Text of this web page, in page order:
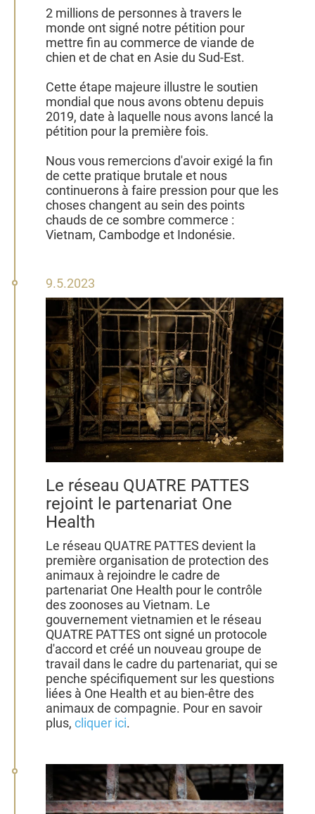
2 millions de personnes à travers le
monde ont signé notre pétition pour
mettre fin au commerce de viande de
chien et de chat en Asie du Sud-Est.
Cette étape majeure illustre le soutien
mondial que nous avons obtenu depuis
2019, date à laquelle nous avons lancé la
pétition pour la première fois.
Nous vous remercions d'avoir exigé la fin
de cette pratique brutale et nous
continuerons à faire pression pour que les
choses changent au sein des points
chauds de ce sombre commerce :
Vietnam, Cambodge et Indonésie.
9
mai
2023
9.5.2023
Le réseau QUATRE PATTES
rejoint le partenariat One
Health
Le réseau QUATRE PATTES devient la
première organisation de protection des
animaux à rejoindre le cadre de
partenariat One Health pour le contrôle
des zoonoses au Vietnam. Le
gouvernement vietnamien et le réseau
QUATRE PATTES ont signé un protocole
d'accord et créé un nouveau groupe de
travail dans le cadre du partenariat, qui se
penche spécifiquement sur les questions
liées à One Health et au bien-être des
animaux de compagnie. Pour en savoir
plus, cliquer ici.